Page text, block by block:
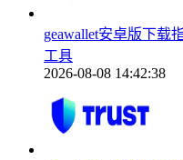
geawallet安卓版下载
工具
2026-08-08 14:42:38